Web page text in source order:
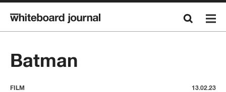
Batman
FILM 13.02.23